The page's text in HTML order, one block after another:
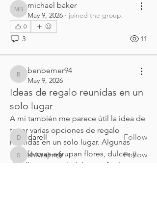
michael baker
michael baker
May 9, 2026 · joined the group.
0
3 11
benbemer94
benbemer94
May 9, 2026
Ideas de regalo reunidas en un
solo lugar
A mí también me parece útil la idea de
tener varias opciones de regalo
reunidas en un solo lugar. Algunas
plataformas agrupan flores, dulces y
detalles por ciudad, lo que facilita
¡Te damos la bienvenida al grupo de
Oración! Aquí puedes pon
Read more
Members
darelldarell Follow
shivrajmrfr
shivrajmrfr Follow